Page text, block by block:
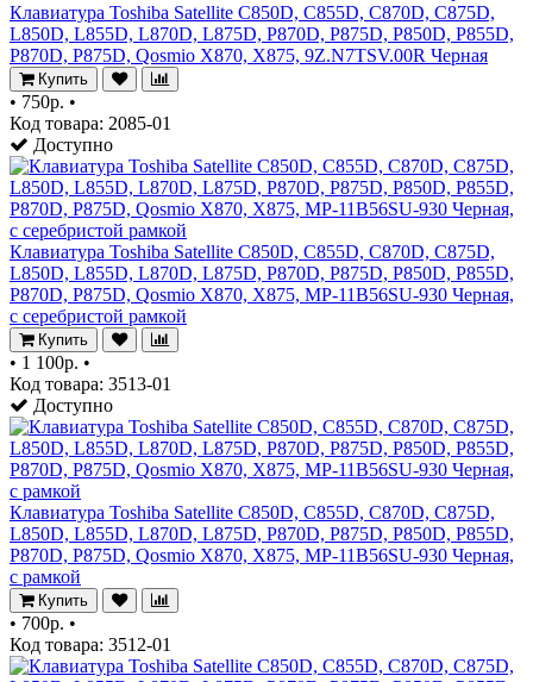
Клавиатура Toshiba Satellite C850D, C855D, C870D, C875D,
L850D, L855D, L870D, L875D, P870D, P875D, P850D, P855D,
P870D, P875D, Qosmio X870, X875, 9Z.N7TSV.00R Черная
Купить
• 750р. •
Код товара: 2085-01
Доступно
Клавиатура Toshiba Satellite C850D, C855D, C870D, C875D,
L850D, L855D, L870D, L875D, P870D, P875D, P850D, P855D,
P870D, P875D, Qosmio X870, X875, MP-11B56SU-930 Черная,
c серебристой рамкой
Купить
• 1 100р. •
Код товара: 3513-01
Доступно
Клавиатура Toshiba Satellite C850D, C855D, C870D, C875D,
L850D, L855D, L870D, L875D, P870D, P875D, P850D, P855D,
P870D, P875D, Qosmio X870, X875, MP-11B56SU-930 Черная,
с рамкой
Купить
• 700р. •
Код товара: 3512-01